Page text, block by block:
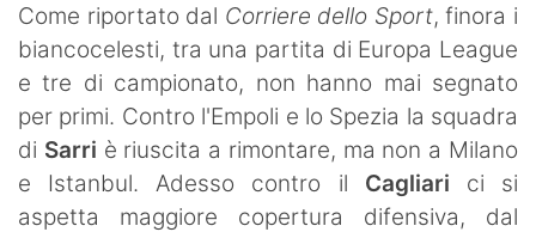
Come riportato dal Corriere dello Sport, finora i
biancocelesti, tra una partita di Europa League
e tre di campionato, non hanno mai segnato
per primi. Contro l'Empoli e lo Spezia la squadra
di Sarri è riuscita a rimontare, ma non a Milano
e Istanbul. Adesso contro il Cagliari ci si
aspetta maggiore copertura difensiva, dal